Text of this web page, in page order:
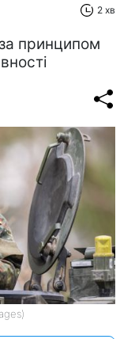
2 хв
принципом